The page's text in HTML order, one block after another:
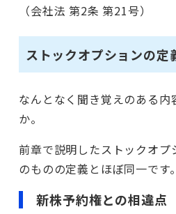
（会社法 第2条 第21号）
ストックオプションの定
なんとなく聞き覚えのある内
か。
前章で説明したストックオプ
のものの定義とほぼ同一です。
新株予約権との相違点